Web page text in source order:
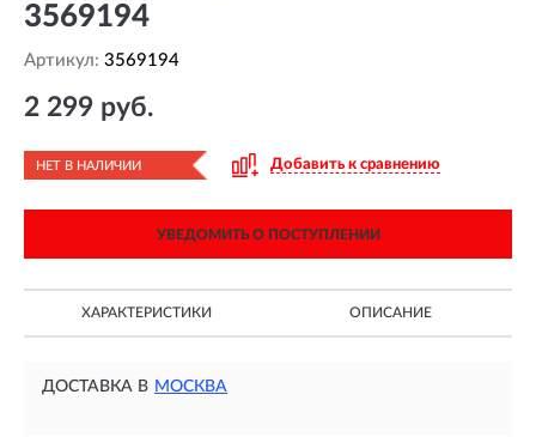
3569194
Артикул: 3569194
2 299 руб.
НЕТ В НАЛИЧИИ Добавить к сравнению
УВЕДОМИТЬ О ПОСТУПЛЕНИИ
ХАРАКТЕРИСТИКИ ОПИСАНИЕ
ДОСТАВКА В МОСКВА